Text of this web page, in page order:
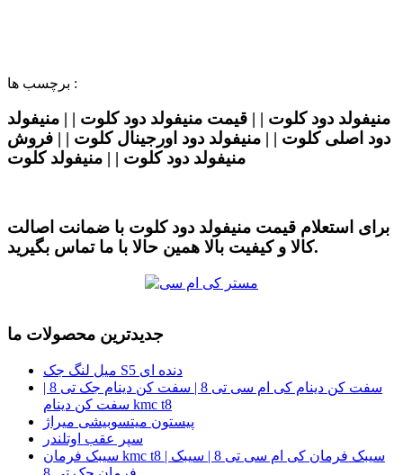
برچسب ها :
منیفولد دود کلوت | | قیمت منیفولد دود کلوت | | منیفولد
دود اصلی کلوت | | منیفولد دود اورجینال کلوت | | فروش
منیفولد دود کلوت | | منیفولد کلوت
برای استعلام قیمت منیفولد دود کلوت با ضمانت اصالت
کالا و کیفیت بالا همین حالا با ما تماس بگیرید.
جدیدترین محصولات ما
میل لنگ جک S5 دنده ای
سفت کن دینام کی ام سی تی 8 | سفت کن دینام جک تی 8 |
سفت کن دینام kmc t8
پیستون میتسوبیشی میراژ
سپر عقب اوتلندر
سیبک فرمان kmc t8 | سیبک فرمان کی ام سی تی 8 | سیبک